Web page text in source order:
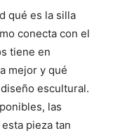
qué es la silla
conecta con el
tiene en
mejor y qué
escultural.
las
pieza tan